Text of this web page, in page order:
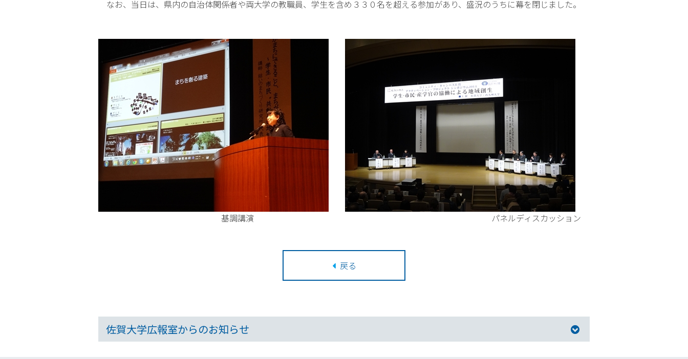
なお、当日は、県内の自治体関係者や両大学の教職員、学生を含め３３０名を超える参加があり、盛況のうちに幕を閉じました。
基調講演 パネルディスカッション
戻る
佐賀大学広報室からのお知らせ